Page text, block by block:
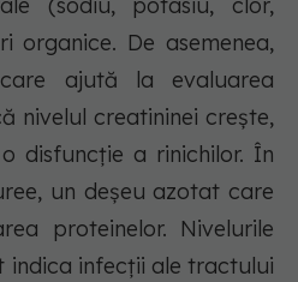
(sodiu, potasiu, clor,
organice. De asemenea,
ajută la evaluarea
nivelul creatininei crește,
disfuncție a rinichilor. În
un deșeu azotat care
proteinelor. Nivelurile
indica infecții ale tractului